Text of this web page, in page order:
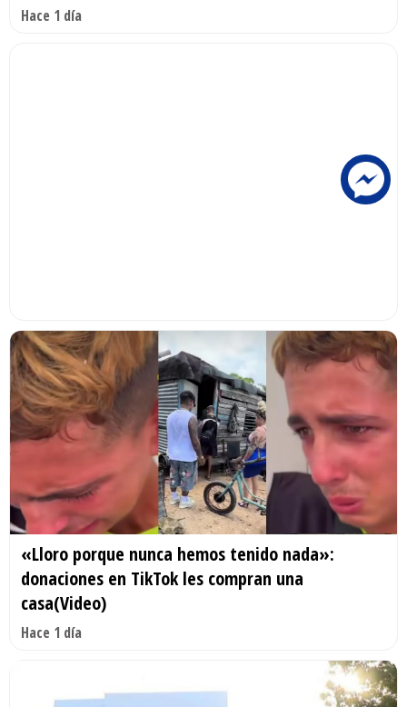
Hace 1 día
«Lloro porque nunca hemos tenido nada»:
donaciones en TikTok les compran una
casa(Video)
Hace 1 día